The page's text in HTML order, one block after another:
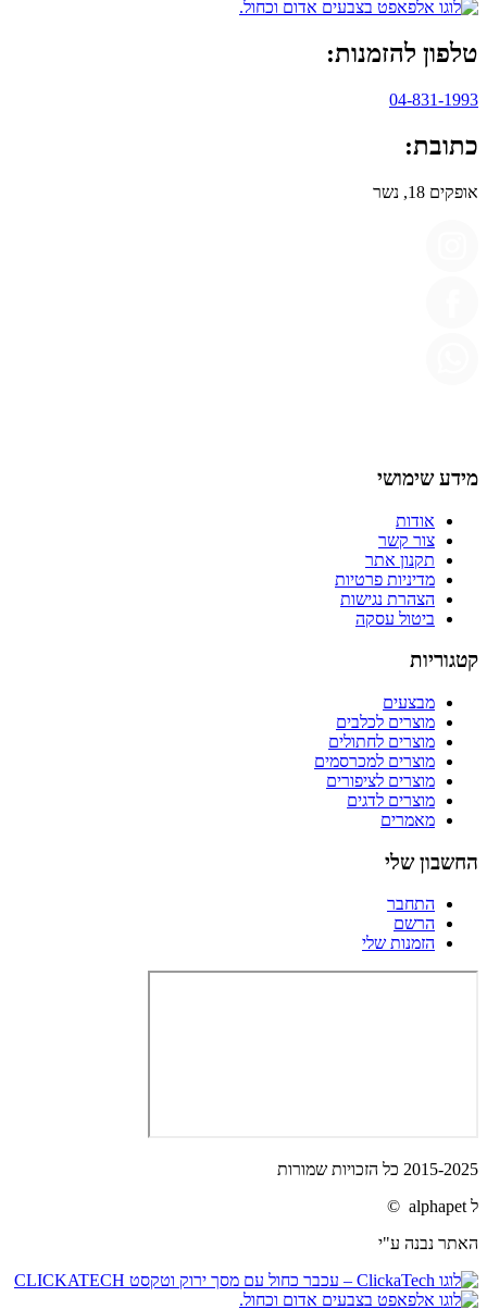
טלפון להזמנות:
04-831-1993
כתובת:
אופקים 18, נשר
מידע שימושי
אודות
צור קשר
תקנון אתר
מדיניות פרטיות
הצהרת נגישות
ביטול עסקה
קטגוריות
מבצעים
מוצרים לכלבים
מוצרים לחתולים
מוצרים למכרסמים
מוצרים לציפורים
מוצרים לדגים
מאמרים
החשבון שלי
התחבר
הרשם
הזמנות שלי
2015-2025 כל הזכויות שמורות
ל alphapet ©
האתר נבנה ע"י